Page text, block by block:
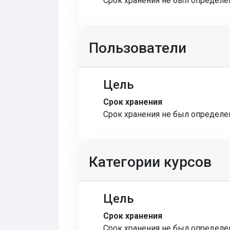
Пользователи
Цель
Срок хранения
Срок хранения не был
Категории курсов
Цель
Срок хранения